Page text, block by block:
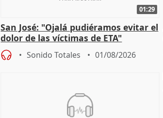
01:29
San José: "Ojalá pudiéramos evitar el
dolor de las víctimas de ETA"
Sonido Totales 01/08/2026